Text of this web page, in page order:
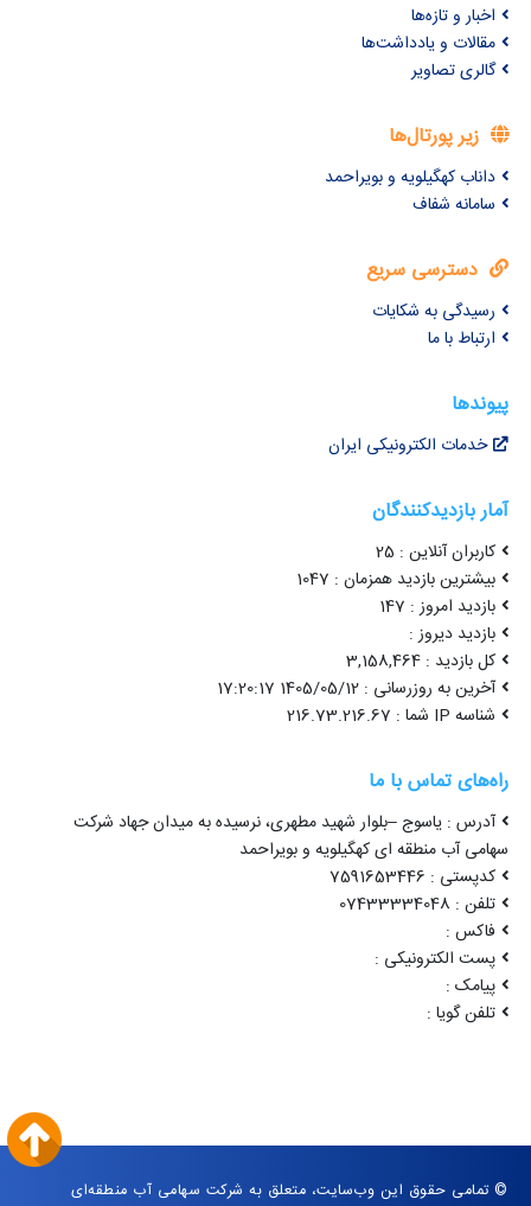
اخبار و تازه‌ها
مقالات و یادداشت‌ها
گالری تصاویر
زیر پورتال‌ها
داناب کهگیلویه و بویراحمد
سامانه شفاف
دسترسی سریع
رسیدگی به شکایات
ارتباط با ما
پیوندها
خدمات الکترونیکی ایران
آمار بازدیدکنندگان
کاربران آنلاین : 25
بیشترین بازدید همزمان : 1047
بازدید امروز : 147
بازدید دیروز :
کل بازدید : 3,158,464
آخرین به روزرسانی : 1405/05/12 17:20:17
شناسه IP شما : 216.73.216.67
راه‌های تماس با ما
آدرس : یاسوج –بلوار شهید مطهری، نرسیده به میدان جهاد شرکت
سهامی آب منطقه ای کهگیلویه و بویراحمد
کدپستی : 7591653446
تلفن : 07433334048
فاکس :
پست الکترونیکی :
پیامک :
تلفن گویا :
© تمامی حقوق این وب‌سایت، متعلق به شرکت سهامی آب منطقه‌ای